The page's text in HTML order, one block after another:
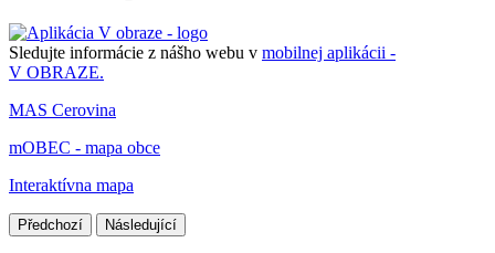
Sledujte informácie z nášho webu v mobilnej aplikácii -
V OBRAZE.
MAS Cerovina
mOBEC - mapa obce
Interaktívna mapa
Předchozí Následující